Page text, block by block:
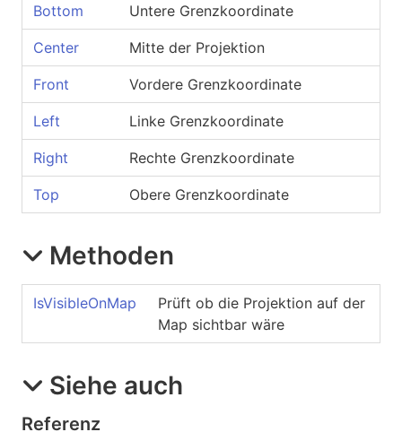
Bottom Untere Grenzkoordinate
Center Mitte der Projektion
Front Vordere Grenzkoordinate
Left Linke Grenzkoordinate
Right Rechte Grenzkoordinate
Top Obere Grenzkoordinate
Methoden
IsVisibleOnMap
Prüft ob die Projektion auf der
Map sichtbar wäre
Siehe auch
Referenz